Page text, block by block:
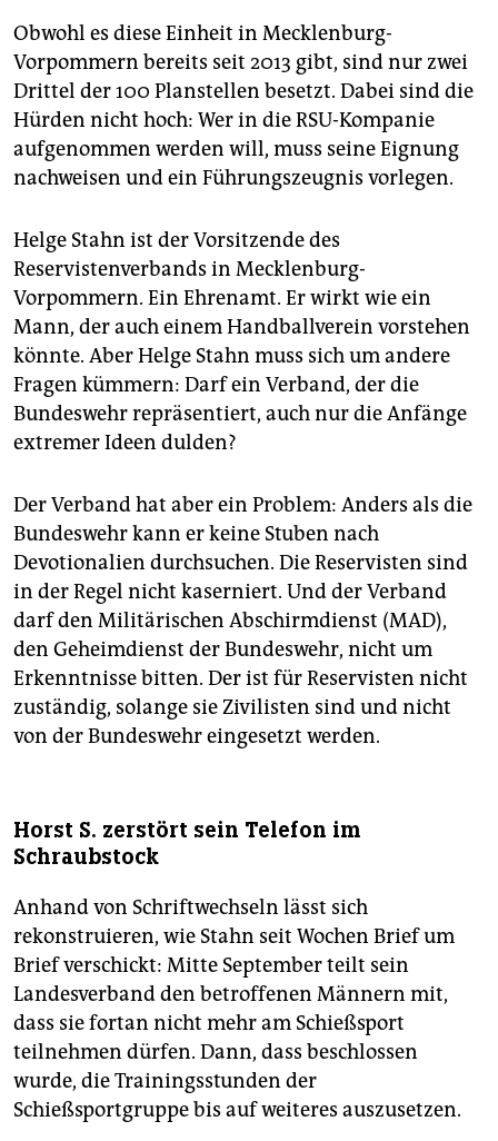
Obwohl es diese Einheit in Mecklenburg-
Vorpommern bereits seit 2013 gibt, sind nur zwei
Drittel der 100 Planstellen besetzt. Dabei sind die
Hürden nicht hoch: Wer in die RSU-Kompanie
aufgenommen werden will, muss seine Eignung
nachweisen und ein Führungszeugnis vorlegen.
Helge Stahn ist der Vorsitzende des
Reservistenverbands in Mecklenburg-
Vorpommern. Ein Ehrenamt. Er wirkt wie ein
Mann, der auch einem Handballverein vorstehen
könnte. Aber Helge Stahn muss sich um andere
Fragen kümmern: Darf ein Verband, der die
Bundeswehr repräsentiert, auch nur die Anfänge
extremer Ideen dulden?
Der Verband hat aber ein Problem: Anders als die
Bundeswehr kann er keine Stuben nach
Devotionalien durchsuchen. Die Reservisten sind
in der Regel nicht kaserniert. Und der Verband
darf den Militärischen Abschirmdienst (MAD),
den Geheimdienst der Bundeswehr, nicht um
Erkenntnisse bitten. Der ist für Reservisten nicht
zuständig, solange sie Zivilisten sind und nicht
von der Bundeswehr eingesetzt werden.
Horst S. zerstört sein Telefon im
Schraubstock
Anhand von Schriftwechseln lässt sich
rekonstruieren, wie Stahn seit Wochen Brief um
Brief verschickt: Mitte September teilt sein
Landesverband den betroffenen Männern mit,
dass sie fortan nicht mehr am Schießsport
teilnehmen dürfen. Dann, dass beschlossen
wurde, die Trainingsstunden der
Schießsportgruppe bis auf weiteres auszusetzen.